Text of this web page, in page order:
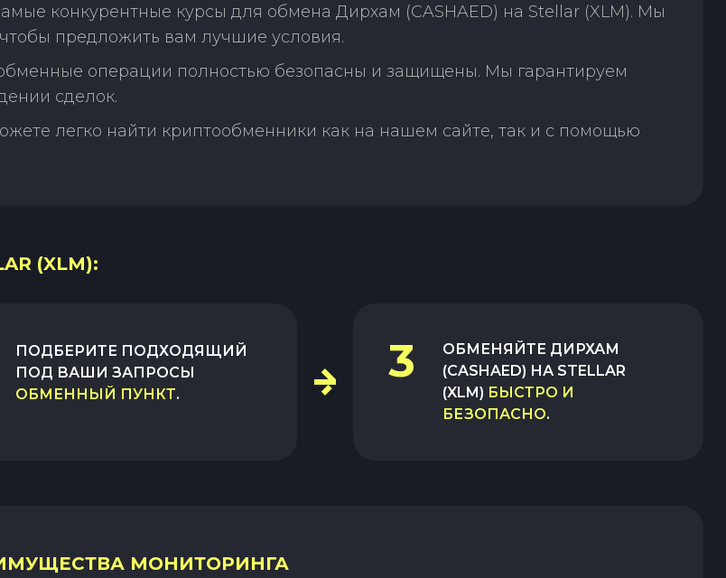
конкурентные курсы для обмена Дирхам (CASHAED) на Stellar (XLM). Мы
предложить вам лучшие условия.
операции полностью безопасны и защищены. Мы гарантируем
сделок.
легко найти криптообменники как на нашем сайте, так и с помощью
(XLM):
ПОДБЕРИТЕ ПОДХОДЯЩИЙ
ПОД ВАШИ ЗАПРОСЫ
ОБМЕННЫЙ ПУНКТ.
3 ОБМЕНЯЙТЕ ДИРХАМ
(CASHAED) НА STELLAR
(XLM) БЫСТРО И
БЕЗОПАСНО.
МОНИТОРИНГА